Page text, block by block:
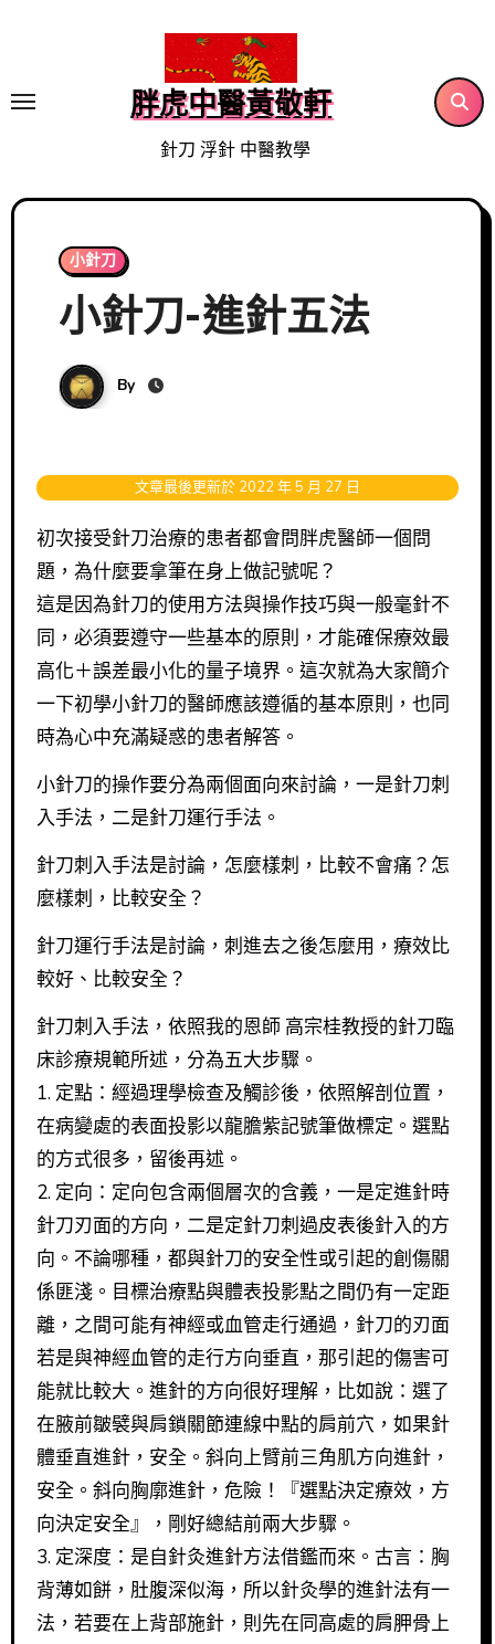
胖虎中醫黃敬軒
針刀 浮針 中醫教學
小針刀
小針刀-進針五法
By
文章最後更新於 2022 年 5 月 27 日
初次接受針刀治療的患者都會問胖虎醫師一個問
題，為什麼要拿筆在身上做記號呢？
這是因為針刀的使用方法與操作技巧與一般毫針不
同，必須要遵守一些基本的原則，才能確保療效最
高化＋誤差最小化的量子境界。這次就為大家簡介
一下初學小針刀的醫師應該遵循的基本原則，也同
時為心中充滿疑惑的患者解答。
小針刀的操作要分為兩個面向來討論，一是針刀刺
入手法，二是針刀運行手法。
針刀刺入手法是討論，怎麼樣刺，比較不會痛？怎
麼樣刺，比較安全？
針刀運行手法是討論，刺進去之後怎麼用，療效比
較好、比較安全？
針刀刺入手法，依照我的恩師 高宗桂教授的針刀臨
床診療規範所述，分為五大步驟。
1. 定點：經過理學檢查及觸診後，依照解剖位置，
在病變處的表面投影以龍膽紫記號筆做標定。選點
的方式很多，留後再述。
2. 定向：定向包含兩個層次的含義，一是定進針時
針刀刃面的方向，二是定針刀刺過皮表後針入的方
向。不論哪種，都與針刀的安全性或引起的創傷關
係匪淺。目標治療點與體表投影點之間仍有一定距
離，之間可能有神經或血管走行通過，針刀的刃面
若是與神經血管的走行方向垂直，那引起的傷害可
能就比較大。進針的方向很好理解，比如說：選了
在腋前皺襞與肩鎖關節連線中點的肩前穴，如果針
體垂直進針，安全。斜向上臂前三角肌方向進針，
安全。斜向胸廓進針，危險！『選點決定療效，方
向決定安全』，剛好總結前兩大步驟。
3. 定深度：是自針灸進針方法借鑑而來。古言：胸
背薄如餅，肚腹深似海，所以針灸學的進針法有一
法，若要在上背部施針，則先在同高處的肩胛骨上